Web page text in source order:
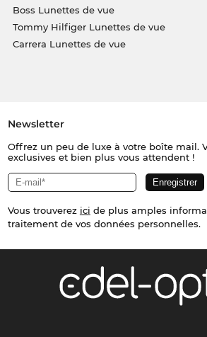
Boss Lunettes de vue
Tommy Hilfiger Lunettes de vue
Carrera Lunettes de vue
Newsletter
Offrez un peu de luxe à votre boîte mail.
exclusives et bien plus vous attendent !
Vous trouverez ici de plus amples
traitement de vos données personnelles.